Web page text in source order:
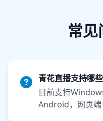
常
青花直播支持哪些
目前支持
Android，网页端